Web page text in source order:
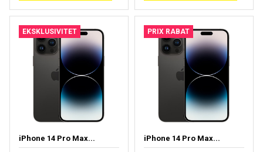
EKSKLUSIVITET
iPhone 14 Pro Max...
PRIX RABAT
iPhone 14 Pro Max...